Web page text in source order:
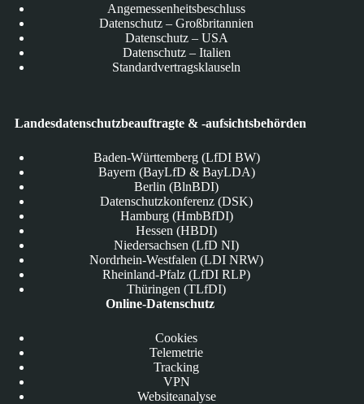
Angemessenheitsbeschluss
Datenschutz – Großbritannien
Datenschutz – USA
Datenschutz – Italien
Standardvertragsklauseln
Landesdatenschutzbeauftragte & -aufsichtsbehörden
Baden-Württemberg (LfDI BW)
Bayern (BayLfD & BayLDA)
Berlin (BlnBDI)
Datenschutzkonferenz (DSK)
Hamburg (HmbBfDI)
Hessen (HBDI)
Niedersachsen (LfD NI)
Nordrhein-Westfalen (LDI NRW)
Rheinland-Pfalz (LfDI RLP)
Thüringen (TLfDI)
Online-Datenschutz
Cookies
Telemetrie
Tracking
VPN
Websiteanalyse